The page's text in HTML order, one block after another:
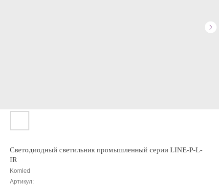
Светодиодный светильник промышленный серии LINE-P-L-
IR
Komled
Артикул: